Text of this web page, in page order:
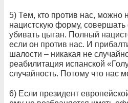
5) Тем, кто против нас, можно
нацистскую форму,
убивать цыган. Полный
если он против нас. И
шалости – никакая не
реабилитация испанской
случайность. Потому что нас
6) Если президент